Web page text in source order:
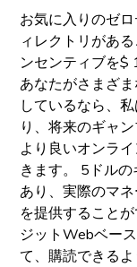
お気に入りのゼ
ィレクトリがあ
ンセンティブを$
あなたがさまざ
しているなら、
り、将来のギャ
より良いオンラ
きます。 5ドル
あり、実際のマ
を提供すること
ジットWebベー
て、購読できるよ